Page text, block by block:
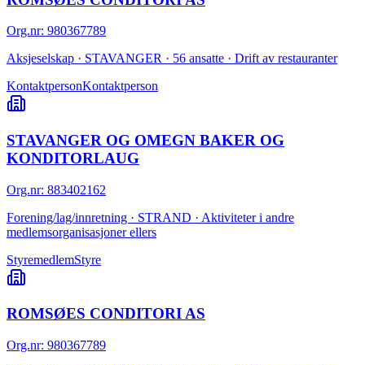
Org.nr: 980367789
Aksjeselskap · STAVANGER · 56 ansatte · Drift av restauranter
KontaktpersonKontaktperson
STAVANGER OG OMEGN BAKER OG
KONDITORLAUG
Org.nr: 883402162
Forening/lag/innretning · STRAND · Aktiviteter i andre
medlemsorganisasjoner ellers
StyremedlemStyre
ROMSØES CONDITORI AS
Org.nr: 980367789